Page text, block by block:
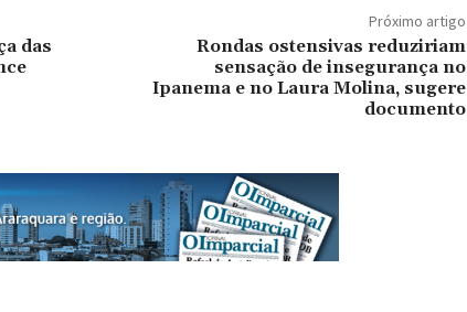
das
Próximo artigo
Rondas ostensivas reduziriam
sensação de insegurança no
Ipanema e no Laura Molina, sugere
documento